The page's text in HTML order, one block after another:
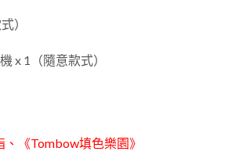
）
x 1（隨意款式）
《Tombow填色樂園》